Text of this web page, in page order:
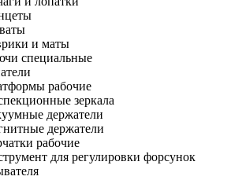
и маты
специальные
рабочие
зеркала
держатели
держатели
рабочие
для регулировки форсунок